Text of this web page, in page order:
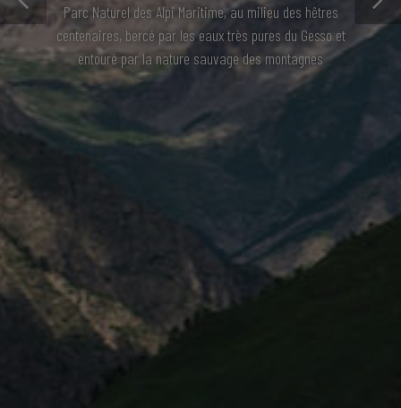
Parc Naturel des Alpi Maritime, au milieu des hêtres
centenaires, bercé par les eaux très pures du Gesso et
entouré par la nature sauvage des montagnes